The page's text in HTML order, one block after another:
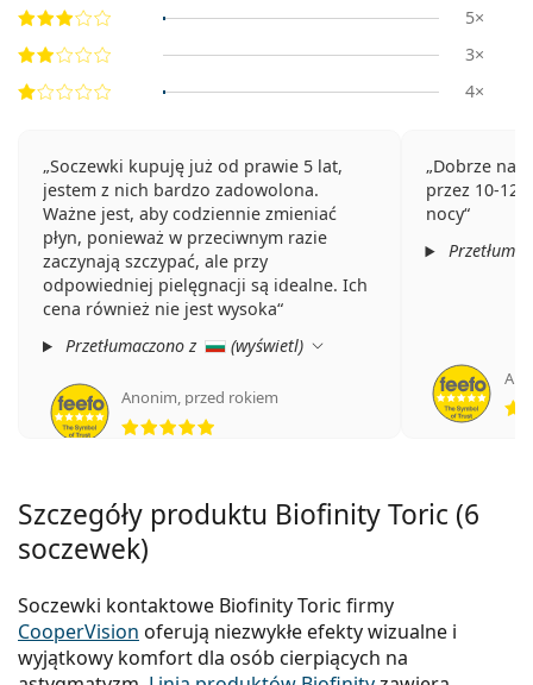
5×
3×
4×
Soczewki kupuję już od prawie 5 lat,
jestem z nich bardzo zadowolona.
Ważne jest, aby codziennie zmieniać
płyn, ponieważ w przeciwnym razie
zaczynają szczypać, ale przy
odpowiedniej pielęgnacji są idealne. Ich
cena również nie jest wysoka
Przetłumaczono z
(wyświetl)
Anonim, przed rokiem
Dobrze
przez 10-12
nocy
Szczegóły produktu Biofinity Toric (6
soczewek)
Soczewki kontaktowe Biofinity Toric firmy
CooperVision oferują niezwykłe efekty wizualne i
wyjątkowy komfort dla osób cierpiących na